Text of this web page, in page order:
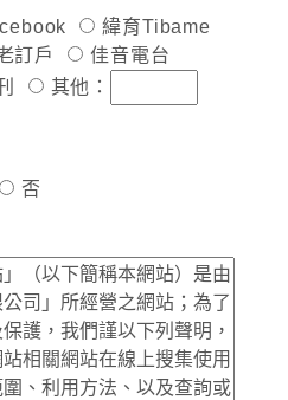
緯育Tibame
訂戶
佳音電台
其他：
否